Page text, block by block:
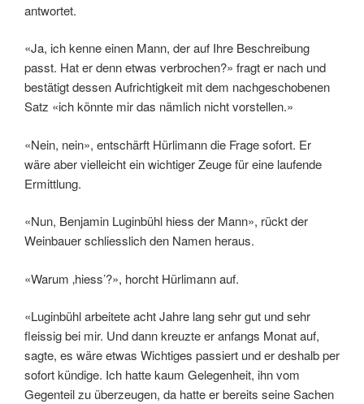
antwortet.
«Ja, ich kenne einen Mann, der auf Ihre Beschreibung
passt. Hat er denn etwas verbrochen?» fragt er nach und
bestätigt dessen Aufrichtigkeit mit dem nachgeschobenen
Satz «ich könnte mir das nämlich nicht vorstellen.»
«Nein, nein», entschärft Hürlimann die Frage sofort. Er
wäre aber vielleicht ein wichtiger Zeuge für eine laufende
Ermittlung.
«Nun, Benjamin Luginbühl hiess der Mann», rückt der
Weinbauer schliesslich den Namen heraus.
«Warum ‚hiess’?», horcht Hürlimann auf.
«Luginbühl arbeitete acht Jahre lang sehr gut und sehr
fleissig bei mir. Und dann kreuzte er anfangs Monat auf,
sagte, es wäre etwas Wichtiges passiert und er deshalb per
sofort kündige. Ich hatte kaum Gelegenheit, ihn vom
Gegenteil zu überzeugen, da hatte er bereits seine Sachen